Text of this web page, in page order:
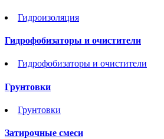
Гидроизоляция
Гидрофобизаторы и очистители
Гидрофобизаторы и очистители
Грунтовки
Грунтовки
Затирочные смеси